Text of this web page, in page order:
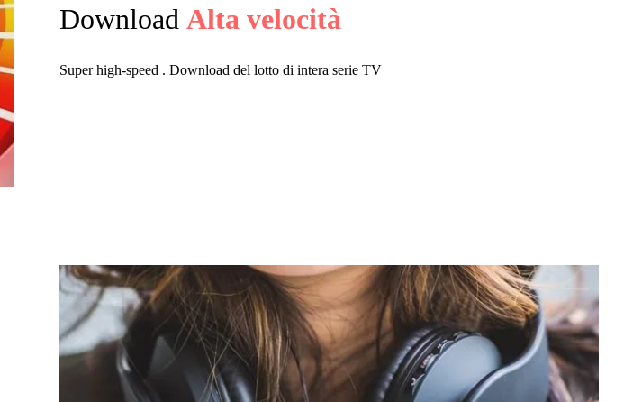
Download Alta velocità
Super high-speed . Download del lotto di intera serie TV